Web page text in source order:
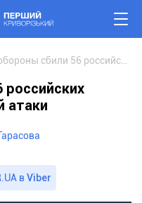
атаки
вViber